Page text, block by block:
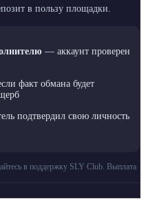
в пользу площадки.
— аккаунт проверен
факт обмана будет
подтвердил свою личность
в поддержку SLY Club. Выплата